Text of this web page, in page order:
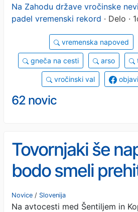
Na Zahodu države vročinske
padel vremenski rekord · Delo ·
vremenska napoved
gneča na cesti arso
vročinski val objavi
62 novic
Tovornjaki še
bodo smeli
pravi
Novice / Slovenija
Na avtocesti med Šentiljem in